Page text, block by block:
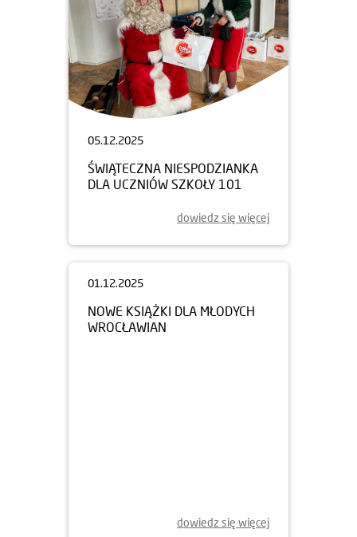
05.12.2025
ŚWIĄTECZNA NIESPODZIANKA
DLA UCZNIÓW SZKOŁY 101
dowiedz się więcej
01.12.2025
NOWE KSIĄŻKI DLA MŁODYCH
WROCŁAWIAN
dowiedz się więcej